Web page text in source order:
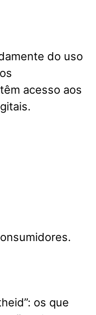
do uso
acesso aos
os que